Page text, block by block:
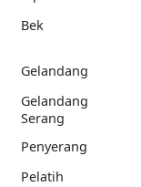
Bek
Gelandang
Gelandang
Serang
Penyerang
Pelatih